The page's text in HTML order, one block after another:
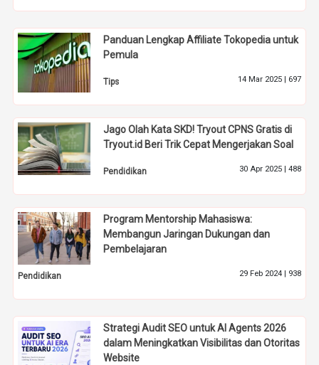
Panduan Lengkap Affiliate Tokopedia untuk
Pemula
Tips 14 Mar 2025 | 697
Jago Olah Kata SKD! Tryout CPNS Gratis di
Tryout.id Beri Trik Cepat Mengerjakan Soal
Pendidikan 30 Apr 2025 | 488
Program Mentorship Mahasiswa:
Membangun Jaringan Dukungan dan
Pembelajaran
Pendidikan 29 Feb 2024 | 938
Strategi Audit SEO untuk AI Agents 2026
dalam Meningkatkan Visibilitas dan Otoritas
Website